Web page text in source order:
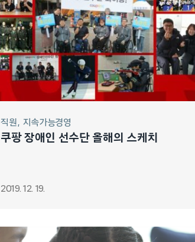
직원 지속가능경영
쿠팡 장애인 선수단 올해의 스케치
2019. 12. 19.